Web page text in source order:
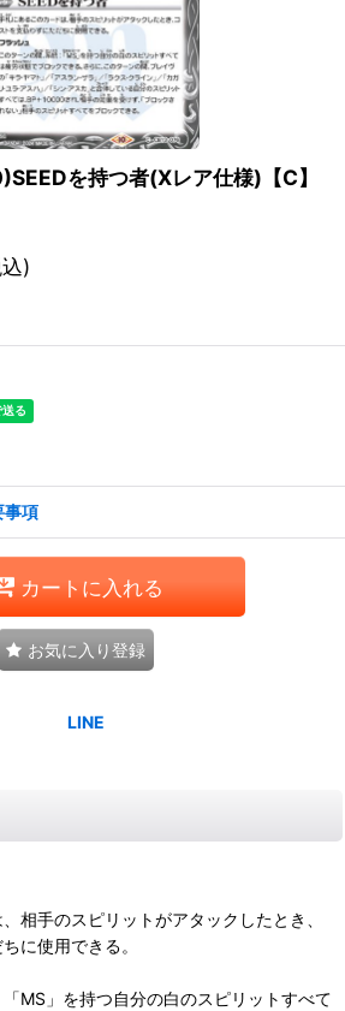
を持つ者(Xレア仕様)【C】
)
事項
カートに入れる
お気に入り登録
相手のスピリットがアタックしたとき、
に使用できる。
MS」を持つ自分の白のスピリットすべて